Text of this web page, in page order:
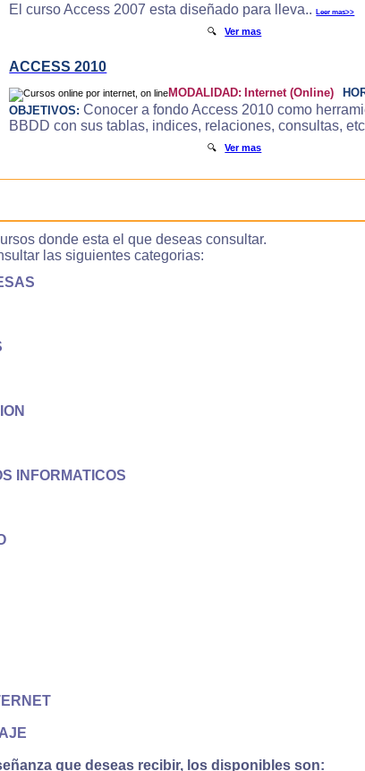
El curso Access 2007 esta diseñado para lleva..Leer mas>>
🔍Ver mas
ACCESS 2010
MODALIDAD: Internet (Online)
OBJETIVOS: Conocer a fondo Access 2010 como
BBDD con sus tablas, indices, relaciones, consultas,
🔍Ver mas
donde esta el que deseas consultar.
las siguientes categorias:
INFORMATICOS
que deseas recibir, los disponibles son: